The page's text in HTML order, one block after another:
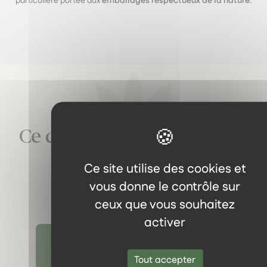
Ce site utilise des cookies et
vous donne le contrôle sur
ceux que vous souhaitez
activer
Tout accepter
Ce que les clients disent de
Découvrir tous les témoignages